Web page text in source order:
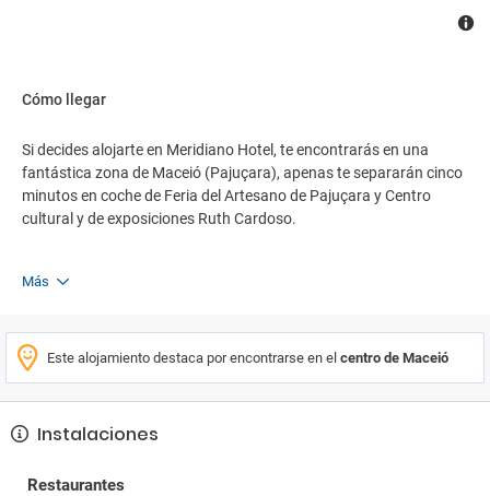
Cómo llegar
Si decides alojarte en Meridiano Hotel, te encontrarás en una
fantástica zona de Maceió (Pajuçara), apenas te separarán cinco
minutos en coche de Feria del Artesano de Pajuçara y Centro
cultural y de exposiciones Ruth Cardoso.
Más
Este alojamiento destaca por encontrarse en el centro de Maceió
Instalaciones
Restaurantes